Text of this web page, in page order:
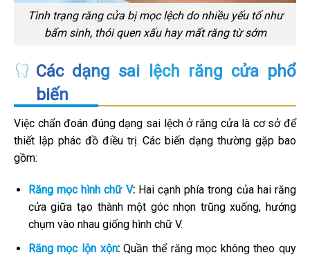
Tình trạng răng cửa bị mọc lệch do nhiều yếu tố như
bẩm sinh, thói quen xấu hay mất răng từ sớm
Các dạng sai lệch răng cửa phổ
biến
Việc chẩn đoán đúng dạng sai lệch ở răng cửa là cơ sở để
thiết lập phác đồ điều trị. Các biến dạng thường gặp bao
gồm:
Răng mọc hình chữ V:Hai cạnh phía trong của hai răng
cửa giữa tạo thành một góc nhọn trũng xuống, hướng
chụm vào nhau giống hình chữ V.
Răng mọc lộn xộn:Quần thể răng mọc không theo quy